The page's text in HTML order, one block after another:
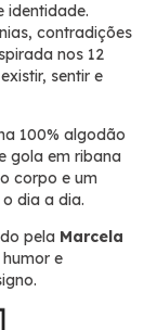
identidade.
contradições
nos 12
sentir e
100% algodão
gola em ribana
corpo e um
dia a dia.
pela Marcela
e